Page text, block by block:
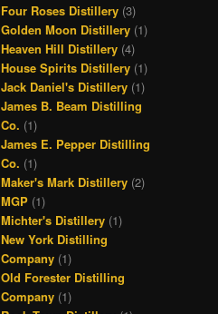
Four Roses Distillery(3)
Golden Moon Distillery(1)
Heaven Hill Distillery(4)
House Spirits Distillery(1)
Jack Daniel's Distillery(1)
James B. Beam Distilling
Co. (1)
James E. Pepper Distilling
Co. (1)
Maker's Mark Distillery(2)
MGP(1)
Michter's Distillery(1)
New York Distilling
Company(1)
Old Forester Distilling
Company(1)